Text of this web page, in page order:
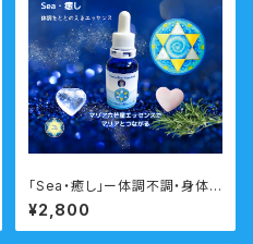
「Sea・癒し」ー体調不調・身体と
心のバランスを調えるー 瞑想
音声ガイド付き マリアウォータ
ーエッセンス・シングル
¥2,800